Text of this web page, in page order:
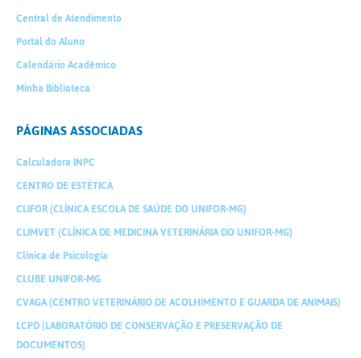
Central de Atendimento
Portal do Aluno
Calendário Acadêmico
Minha Biblioteca
PÁGINAS ASSOCIADAS
Calculadora INPC
CENTRO DE ESTÉTICA
CLIFOR (CLÍNICA ESCOLA DE SAÚDE DO UNIFOR-MG)
CLIMVET (CLÍNICA DE MEDICINA VETERINÁRIA DO UNIFOR-MG)
Clínica de Psicologia
CLUBE UNIFOR-MG
CVAGA (CENTRO VETERINÁRIO DE ACOLHIMENTO E GUARDA DE ANIMAIS)
LCPD (LABORATÓRIO DE CONSERVAÇÃO E PRESERVAÇÃO DE
DOCUMENTOS)